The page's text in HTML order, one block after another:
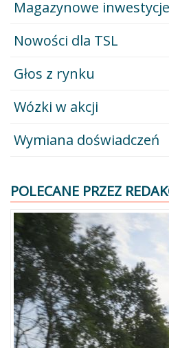
Magazynowe
Nowości dla TSL
Głos z rynku
Wózki w akcji
Wymiana doświadczeń
POLECANE PRZEZ